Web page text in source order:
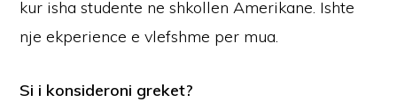
kur isha studente ne shkollen Amerikane. Ishte
nje ekperience e vlefshme per mua.
Si i konsideroni greket?